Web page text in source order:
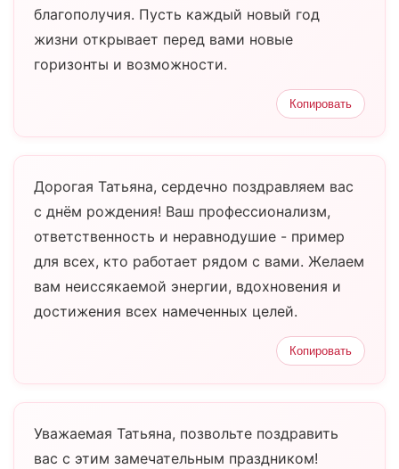
благополучия. Пусть каждый новый год
жизни открывает перед вами новые
горизонты и возможности.
Копировать
Дорогая Татьяна, сердечно поздравляем вас
с днём рождения! Ваш профессионализм,
ответственность и неравнодушие - пример
для всех, кто работает рядом с вами. Желаем
вам неиссякаемой энергии, вдохновения и
достижения всех намеченных целей.
Копировать
Уважаемая Татьяна, позвольте поздравить
вас с этим замечательным праздником!